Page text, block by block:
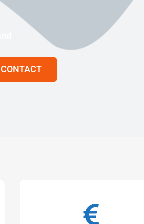
CONTACT